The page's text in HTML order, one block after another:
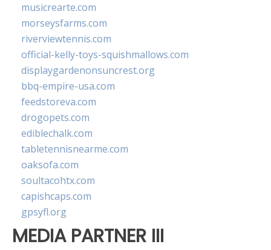
musicrearte.com
morseysfarms.com
riverviewtennis.com
official-kelly-toys-squishmallows.com
displaygardenonsuncrest.org
bbq-empire-usa.com
feedstoreva.com
drogopets.com
ediblechalk.com
tabletennisnearme.com
oaksofa.com
soultacohtx.com
capishcaps.com
gpsyfl.org
MEDIA PARTNER III